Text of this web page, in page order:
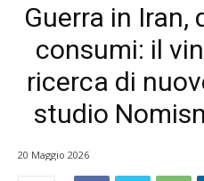
Guerra in Iran,
consumi: il
ricerca di
studio
20 Maggio 2026